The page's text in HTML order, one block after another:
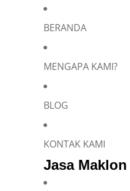
BERANDA
MENGAPA KAMI?
BLOG
KONTAK KAMI
Jasa Maklon
Silakan isi informasi
*